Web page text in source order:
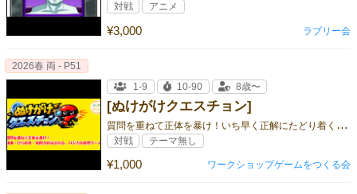
¥3,000
対戦 アニメ
ラブリー会
[ぬけがけクエスチョン]
質
問を重ねて正体を暴け！いち早く正解にたどり着く、ひらめき推理バトル！
¥1,000
2026春 両 - P51
1-9
10-90 8歳〜
対戦 テーマ無し
ワークショップゲームをつくる会